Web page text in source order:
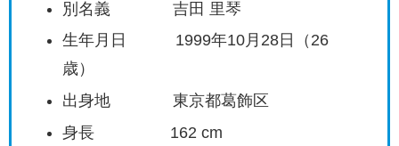
別名義 吉田 里琴
生年月日 1999年10月28日（26
歳）
出身地 東京都葛飾区
身長 162 cm